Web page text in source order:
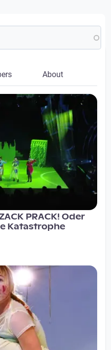
About
PRACK! Oder
Katastrophe